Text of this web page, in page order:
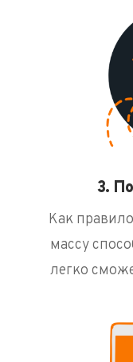
3.
Как
массу
легко